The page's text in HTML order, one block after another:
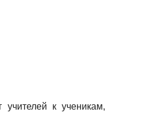
к ученикам,